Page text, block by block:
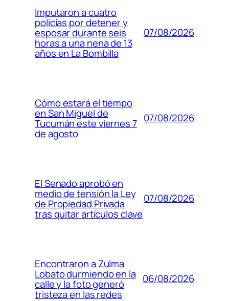
Imputaron a cuatro
policías por detener y
esposar durante seis
horas a una nena de 13
años en La Bombilla
07/08/2026
Cómo estará el tiempo
en San Miguel de
Tucumán este viernes 7
de agosto
07/08/2026
El Senado aprobó en
medio de tensión la Ley
de Propiedad Privada
tras quitar artículos clave
07/08/2026
Encontraron a Zulma
Lobato durmiendo en la
calle y la foto generó
tristeza en las redes
06/08/2026